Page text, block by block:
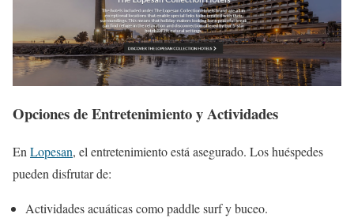
Opciones de Entretenimiento y Actividades
EnLopesan, el entretenimiento está asegurado. Los huéspedes
pueden disfrutar de:
Actividades acuáticas como paddle surf y buceo.